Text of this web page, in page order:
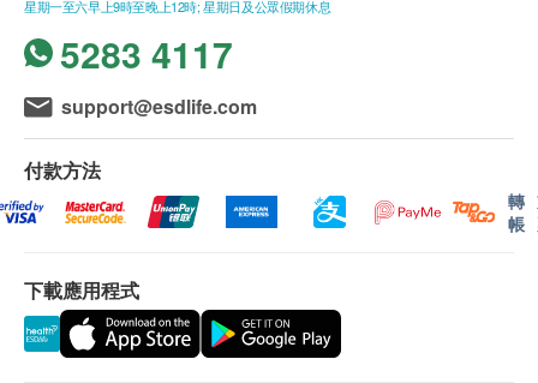
嗜鹼性白血球
紅血球壓積量
紅血球平均紅蛋白量
紅血球平均血紅素濃度
報告
靜臥心電圖
適合初步篩查心臟
檢查心臟在休息狀態是否有異常，如心律不正、心房心室肥大
或心肌缺氧等
HK$670.0
維他命D
檢測維他命D水平，水平過低導致骨骼健康問題、如骨質疏
HK$
腎功能組合
組合包括：鈉、鉀、氯化物、重碳酸鹽、陽離子差距、肌酸
進行健康檢查後，一般情況下，需大概7至10個工作
天跟進檢查報告， 工作天不包括星期六、日及公眾假
期。輪候報告講解時間會因應不同情況(如個別化驗項
目所需時間或客人指明特定時段)而有所延長。
A. 本地客戶:
(1) 親身聽取報告：親身或授權親友前往本中心
(2) 電話講解報告：親身或授權親友自取報告
(3) 電話講解報告：以平郵方式郵寄報告 (客人需自行
自取報告時間：
星期一至五︰上午9時至下午5時
星期一至六早上9時至晚上12時; 星期日及公眾假期休息
5283 4117
support@esdlife.com
付款方法
轉
帳
下載應用程式